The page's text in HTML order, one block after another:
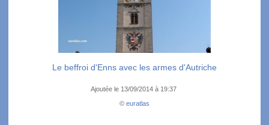
Le beffroi d'Enns avec les armes d'Autriche
Ajoutée le 13/09/2014 à 19:37
© euratlas